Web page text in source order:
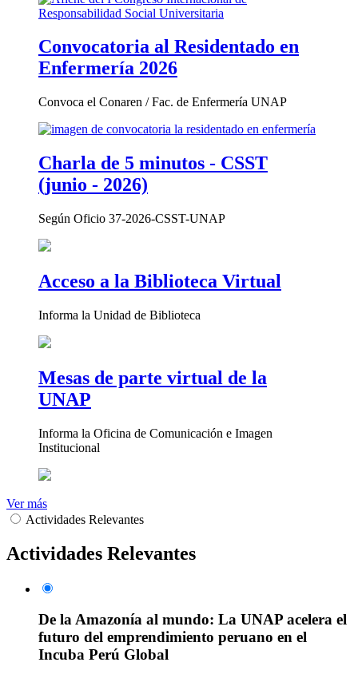
Convocatoria al Residentado en
Enfermería 2026
Convoca el Conaren / Fac. de Enfermería UNAP
Charla de 5 minutos - CSST
(junio - 2026)
Según Oficio 37-2026-CSST-UNAP
Acceso a la Biblioteca Virtual
Informa la Unidad de Biblioteca
Mesas de parte virtual de la
UNAP
Informa la Oficina de Comunicación e Imagen
Institucional
Ver más
Actividades Relevantes
Actividades Relevantes
De la Amazonía al mundo: La UNAP acelera el
futuro del emprendimiento peruano en el
Incuba Perú Global